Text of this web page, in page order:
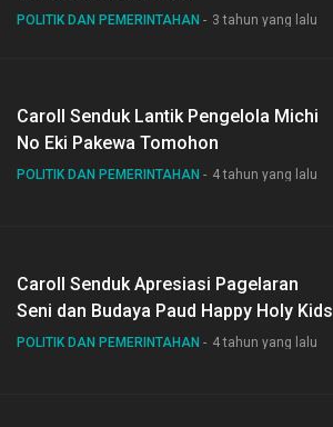
POLITIK DAN PEMERINTAHAN 3 tahun yang lalu
Caroll Senduk Lantik Pengelola Michi
No Eki Pakewa Tomohon
POLITIK DAN PEMERINTAHAN 4 tahun yang lalu
Caroll Senduk Apresiasi Pagelaran
Seni dan Budaya Paud Happy Holy Kids
POLITIK DAN PEMERINTAHAN 4 tahun yang lalu